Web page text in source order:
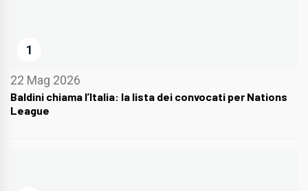
1
22 Mag 2026
Baldini chiama l’Italia: la lista dei convocati per Nations
League